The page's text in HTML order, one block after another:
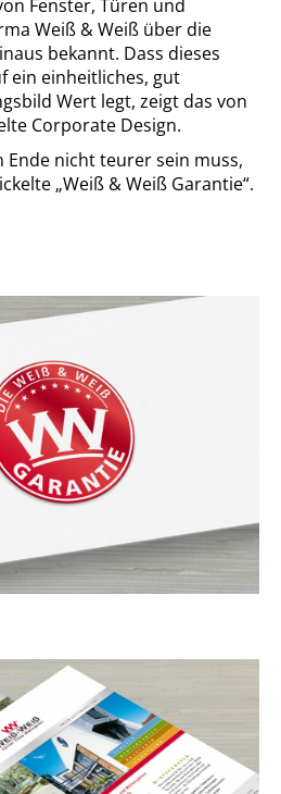
Fenster, Türen und
Weiß & Weiß über die
bekannt. Dass dieses
ein einheitliches, gut
Wert legt, zeigt das von
Corporate Design.
Ende nicht teurer sein muss,
„Weiß & Weiß Garantie“.